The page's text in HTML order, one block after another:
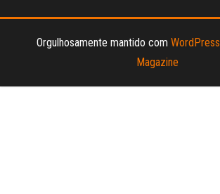
Orgulhosamente mantido com WordPress
Magazine